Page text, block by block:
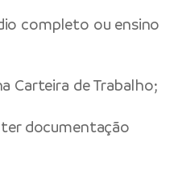
completo ou ensino
Carteira de Trabalho;
documentação